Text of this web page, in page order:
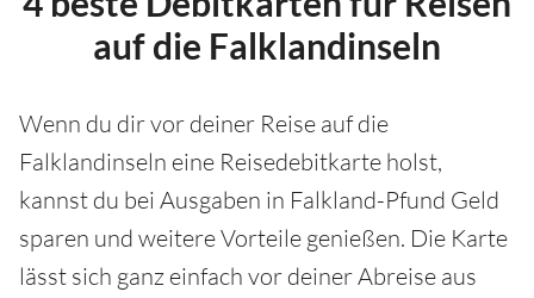
auf die Falklandinseln
Wenn du dir vor deiner Reise auf die
Falklandinseln eine Reisedebitkarte holst,
kannst du bei Ausgaben in Falkland-Pfund Geld
sparen und weitere Vorteile genießen. Die Karte
lässt sich ganz einfach vor deiner Abreise aus